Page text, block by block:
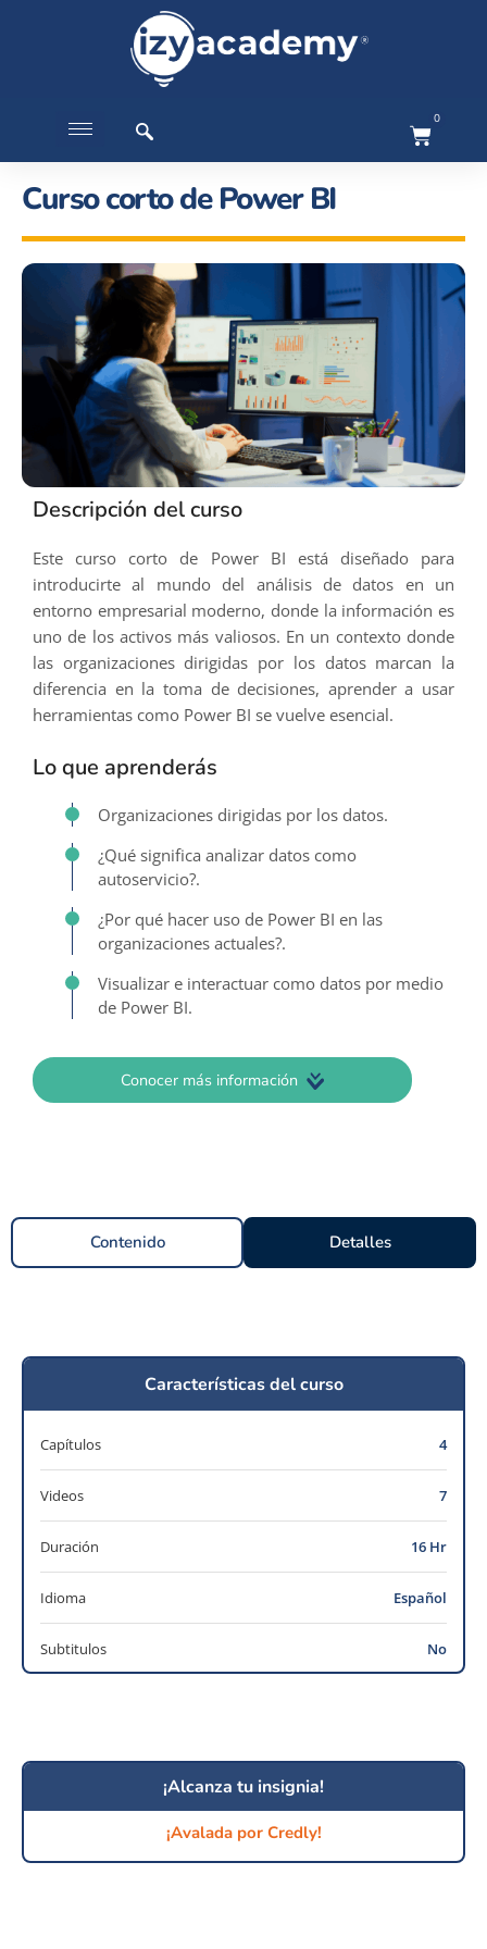
0
Curso corto de Power BI
Descripción del curso
Este curso corto de Power BI está diseñado para
introducirte al mundo del análisis de datos en un
entorno empresarial moderno, donde la información es
uno de los activos más valiosos. En un contexto donde
las organizaciones dirigidas por los datos marcan la
diferencia en la toma de decisiones, aprender a usar
herramientas como Power BI se vuelve esencial.
Lo que aprenderás
Organizaciones dirigidas por los datos.
¿Qué significa analizar datos como
autoservicio?.
¿Por qué hacer uso de Power BI en las
organizaciones actuales?.
Visualizar e interactuar como datos por medio
de Power BI.
Conocer más información
Contenido Detalles
Características del curso
Capítulos 4
Videos 7
Duración 16 Hr
Idioma Español
Subtitulos No
¡Alcanza tu insignia!
¡Avalada por Credly!